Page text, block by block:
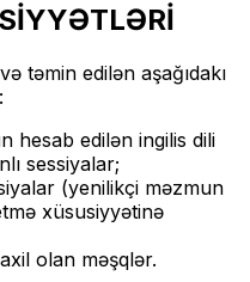
təmin edilən aşağıdakı
hesab edilən ingilis dili
sessiyalar;
(yenilikçi məzmun
xüsusiyyətinə
olan məşqlər.